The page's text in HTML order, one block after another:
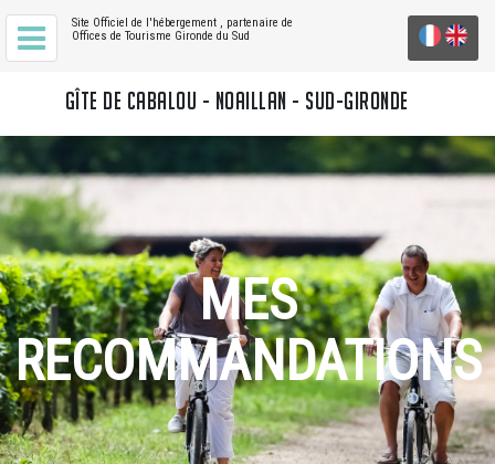
Site Officiel de l'hébergement , partenaire de
Offices de Tourisme Gironde du Sud
GÎTE DE CABALOU - NOAILLAN - SUD-GIRONDE
MES
RECOMMANDATIONS